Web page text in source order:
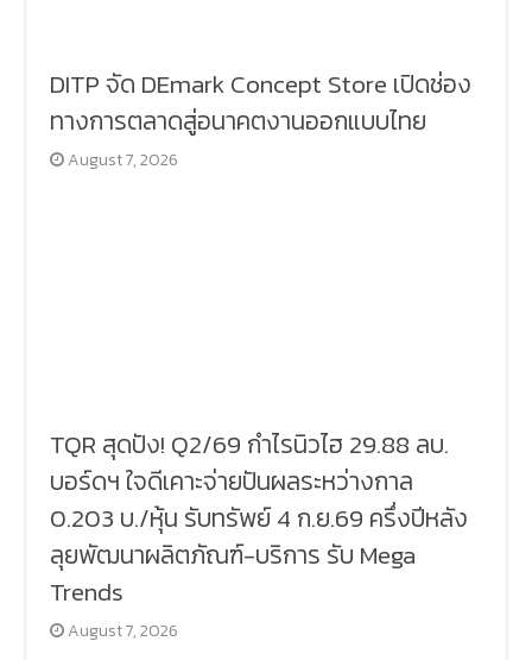
DITP จัด DEmark Concept Store เปิดช่อง
ทางการตลาดสู่อนาคตงานออกแบบไทย
August 7, 2026
TQR สุดปัง! Q2/69 กำไรนิวไฮ 29.88 ลบ.
บอร์ดฯ ใจดีเคาะจ่ายปันผลระหว่างกาล
0.203 บ./หุ้น รับทรัพย์ 4 ก.ย.69 ครึ่งปีหลัง
ลุยพัฒนาผลิตภัณฑ์-บริการ รับ Mega
Trends
August 7, 2026